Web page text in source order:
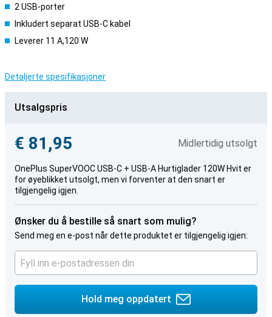
2 USB-porter
Inkludert separat USB-C kabel
Leverer 11 A,120 W
Detaljerte spesifikasjoner
Utsalgspris
€ 81,95 Midlertidig utsolgt
OnePlus SuperVOOC USB-C + USB-A Hurtiglader 120W Hvit er
for øyeblikket utsolgt, men vi forventer at den snart er
tilgjengelig igjen.
Ønsker du å bestille så snart som mulig?
Send meg en e-post når dette produktet er tilgjengelig igjen:
Hold meg oppdatert